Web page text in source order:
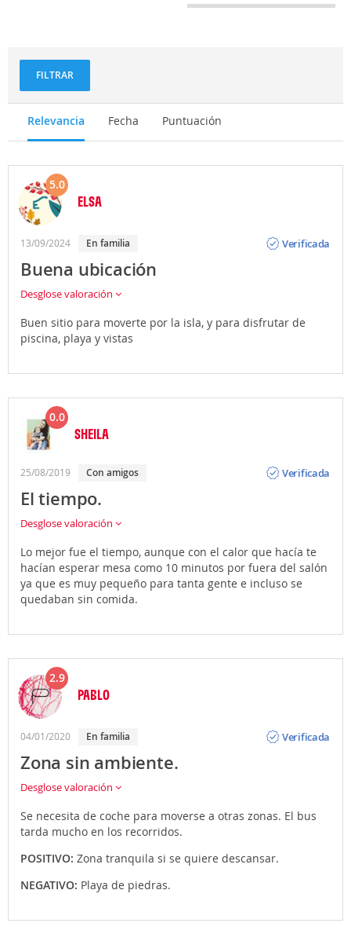
FILTRAR
Relevancia Fecha Puntuación
5.0
ELSA
13/09/2024 En familia
Verificada
Buena ubicación
Desglose valoración
Buen sitio para moverte por la isla, y para disfrutar de
piscina, playa y vistas
0.0
SHEILA
25/08/2019 Con amigos
Verificada
El tiempo.
Desglose valoración
Lo mejor fue el tiempo, aunque con el calor que hacía te
hacían esperar mesa como 10 minutos por fuera del salón
ya que es muy pequeño para tanta gente e incluso se
quedaban sin comida.
2.9
PABLO
04/01/2020 En familia
Verificada
Zona sin ambiente.
Desglose valoración
Se necesita de coche para moverse a otras zonas. El bus
tarda mucho en los recorridos.
POSITIVO: Zona tranquila si se quiere descansar.
NEGATIVO: Playa de piedras.